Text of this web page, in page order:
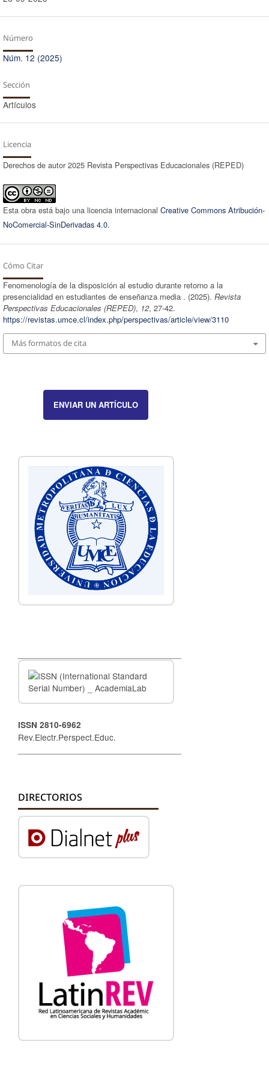
Número
Núm. 12 (2025)
Sección
Artículos
Licencia
Derechos de autor 2025 Revista Perspectivas Educacionales (REPED)
Esta obra está bajo una licencia internacional Creative Commons Atribución-
NoComercial-SinDerivadas 4.0.
Cómo Citar
Fenomenología de la disposición al estudio durante retorno a la
presencialidad en estudiantes de enseñanza media . (2025). Revista
Perspectivas Educacionales (REPED), 12, 27-42.
https://revistas.umce.cl/index.php/perspectivas/article/view/3110
Más formatos de cita
ENVIAR UN ARTÍCULO
ISSN 2810-6962
Rev.Electr.Perspect.Educ.
DIRECTORIOS